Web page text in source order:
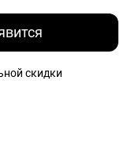
скидки